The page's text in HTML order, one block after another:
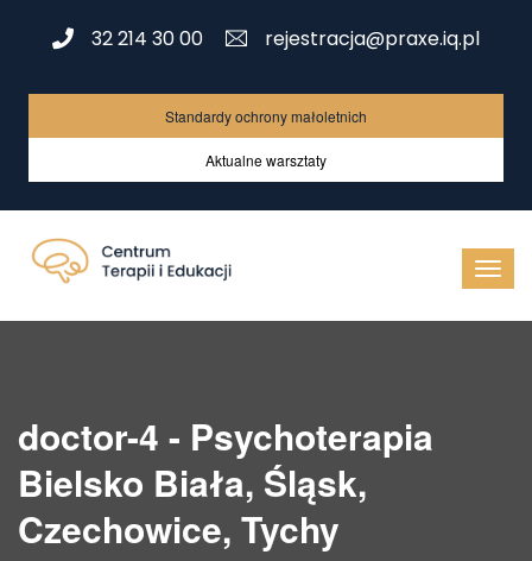
32 214 30 00 rejestracja@praxe.iq.pl
Standardy ochrony małoletnich
Aktualne warsztaty
doctor-4 - Psychoterapia
Bielsko Biała, Śląsk,
Czechowice, Tychy